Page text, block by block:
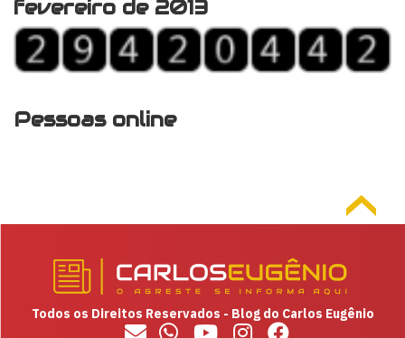
fevereiro de 2013
Pessoas online
Todos os Direitos Reservados - Blog do Carlos Eugênio